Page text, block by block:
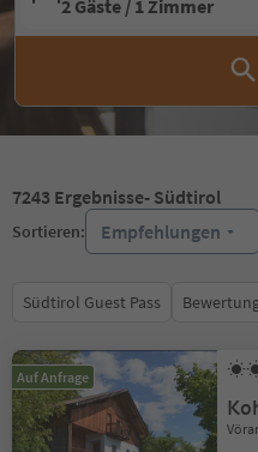
2 Gäste / 1 Zimmer
7243 Ergebnisse- Südtirol
Sortieren: Empfehlungen
Südtirol Guest Pass
Auf Anfrage